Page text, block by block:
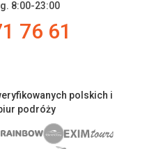
8:00-23:00
76 61
polskich i
podróży